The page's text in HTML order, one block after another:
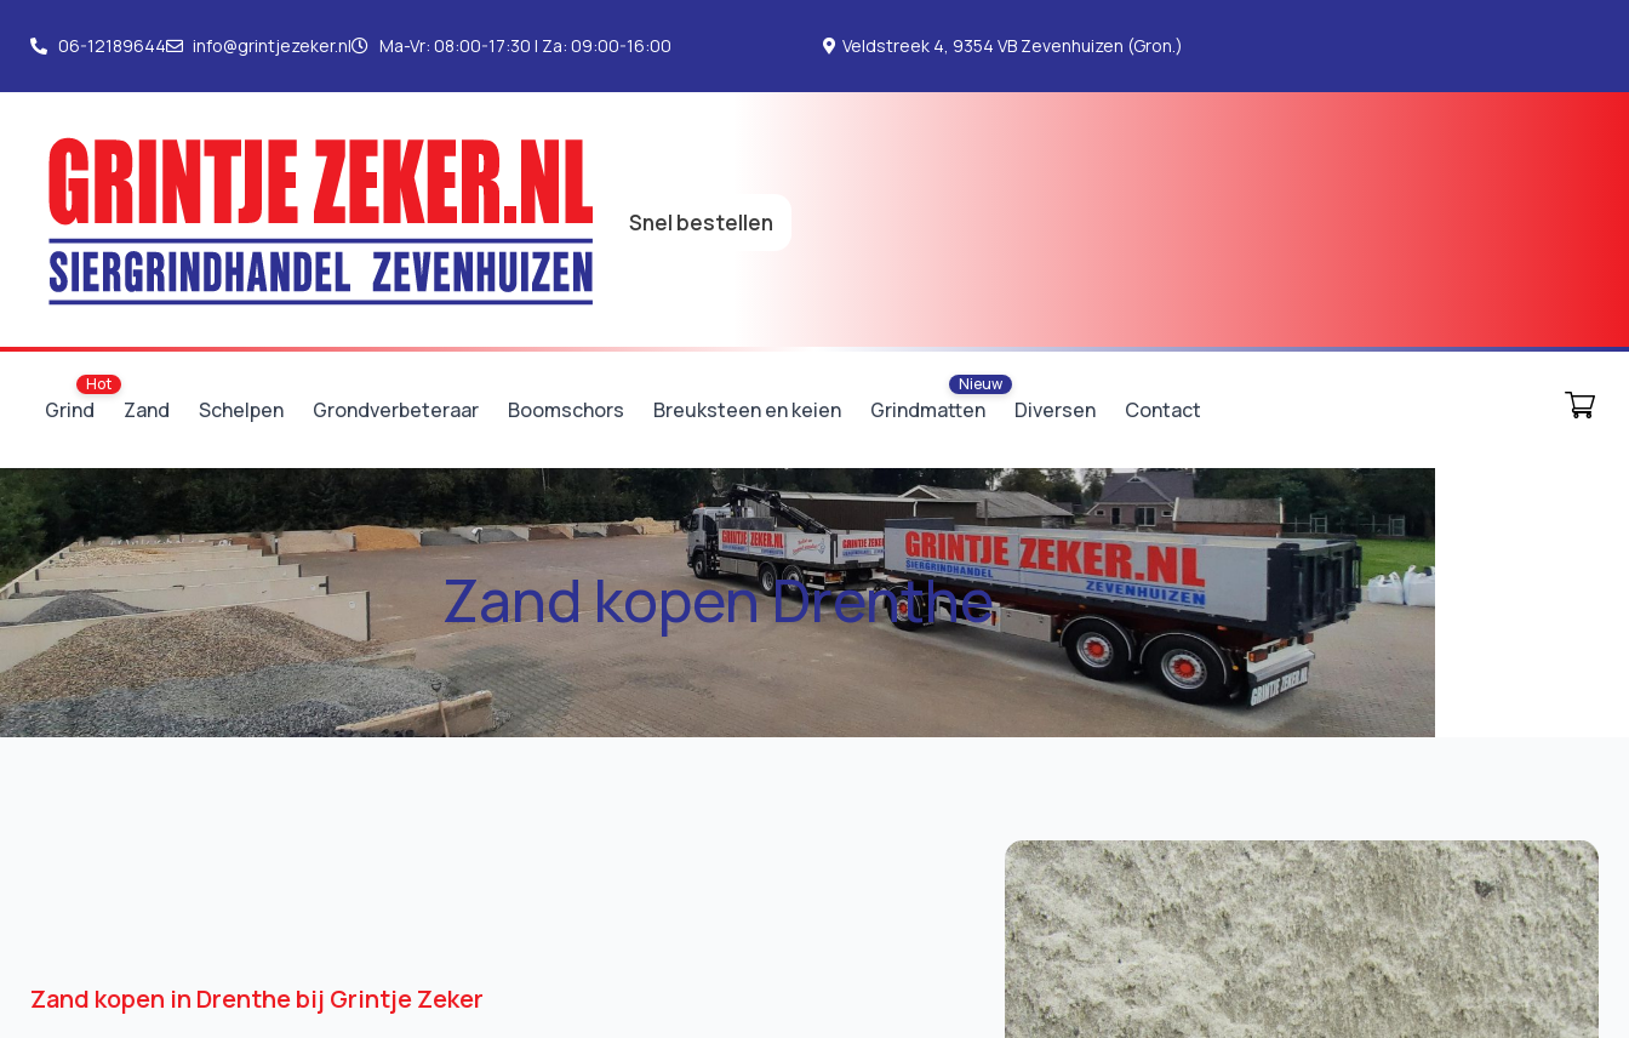
06-12189644 info@grintjezeker.nl Ma-Vr: 08:00-17:30 | Za: 09:00-16:00 Veldstreek 4, 9354 VB Zevenhuizen (Gron.)
Snel bestellen
Grind Zand Schelpen Grondverbeteraar Boomschors Breuksteen en keien Grindmatten Diversen Contact
Zand kopen Drenthe
Zand kopen in Drenthe bij Grintje Zeker